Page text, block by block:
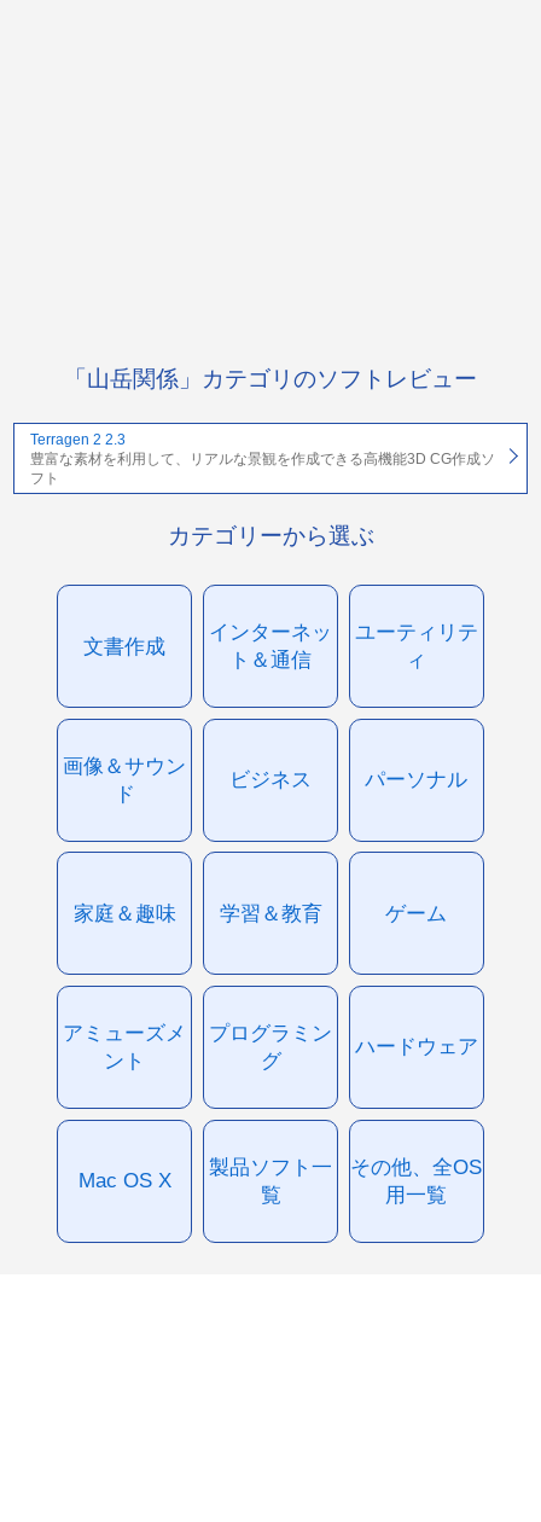
「山岳関係」カテゴリのソフトレビュー
Terragen 2 2.3
豊富な素材を利用して、リアルな景観を作成できる高機能3D CG作成ソ
フト
カテゴリーから選ぶ
文書作成
インターネッ
ト＆通信
ユーティリテ
ィ
画像＆サウン
ド
ビジネス パーソナル
家庭＆趣味 学習＆教育 ゲーム
アミューズメ
ント
プログラミン
グ
ハードウェア
Mac OS X
製品ソフト一
覧
その他、全OS
用一覧